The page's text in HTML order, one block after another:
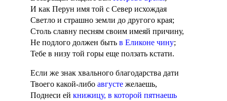
И как Перун имя той с Север исхождая
Светло и страшно земли до другого края;
Столь славну песням своим имеяй причину,
Не подлого должен быть в Еликоне чину;
Тебе в низу той горы еще ползать кстати.
Если же знак хвального благодарства дати
Твоего какой-либо августе желаешь,
Поднеси ей книжицу, в которой пятнаешь